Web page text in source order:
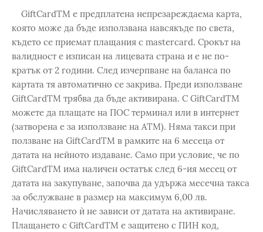
GiftCardTM е предплатена непрезареждаема карта,
която може да бъде използвана навсякъде по света,
където се приемат плащания с mastercard. Срокът на
валидност е изписан на лицевата страна и е не по-
кратък от 2 години. След изчерпване на баланса по
картата тя автоматично се закрива. Преди използване
GiftCardTM трябва да бъде активирана. С GiftCardTM
можете да плащате на ПОС терминал или в интернет
(затворена е за използване на АТМ). Няма такси при
ползване на GiftCardTM в рамките на 6 месеца от
датата на нейното издаване. Само при условие, че по
GiftCardTM има наличен остатък след 6-ия месец от
датата на закупуване, започва да удържа месечна такса
за обслужване в размер на максимум 6,00 лв.
Начисляването ѝ не зависи от датата на активиране.
Плащането с GiftCardTM е защитено с ПИН код,